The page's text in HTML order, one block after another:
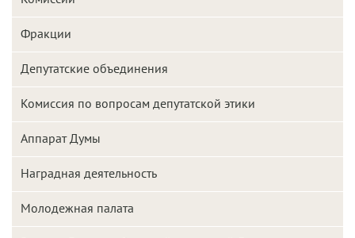
Фракции
Депутатские объединения
Комиссия по вопросам депутатской этики
Аппарат Думы
Наградная деятельность
Молодежная палата